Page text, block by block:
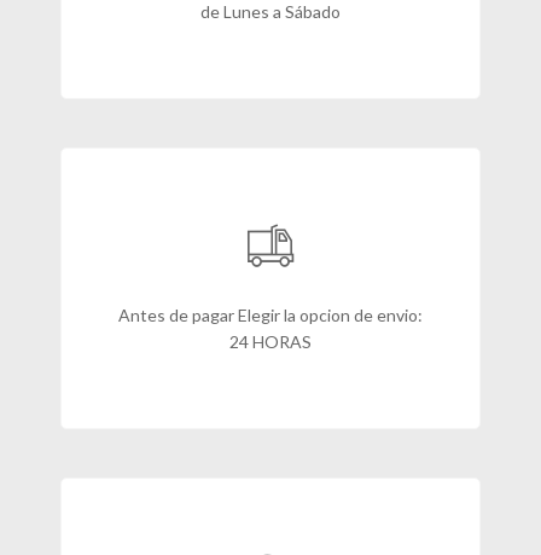
de Lunes a Sábado
Antes de pagar Elegir la opcion de envio:
24 HORAS